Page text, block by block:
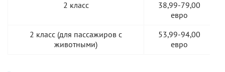
2 класс
38,99-79,00
евро
2 класс (для пассажиров с
животными)
53,99-94,00
евро